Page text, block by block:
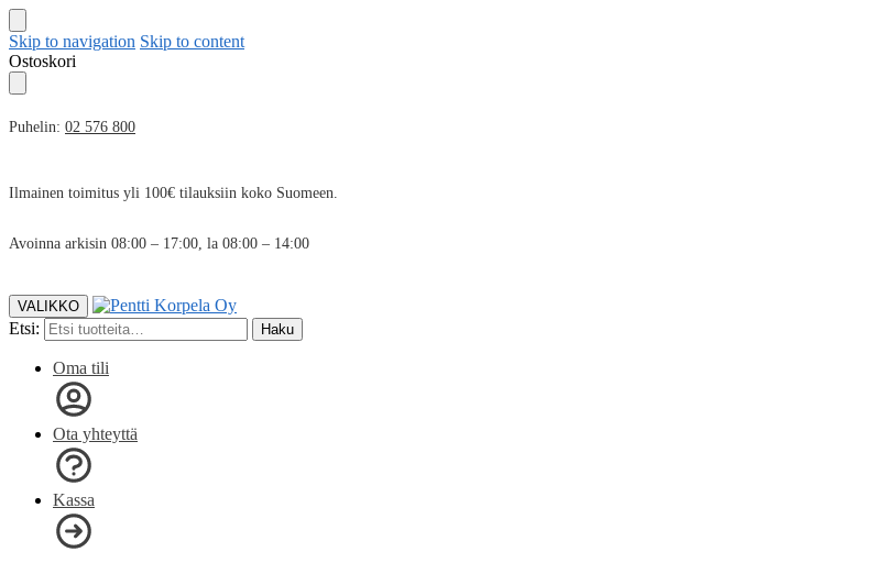
Skip to navigation Skip to content
Ostoskori
Puhelin: 02 576 800
Ilmainen toimitus yli 100€ tilauksiin koko Suomeen.
Avoinna arkisin 08:00 – 17:00, la 08:00 – 14:00
VALIKKO
Etsi: Haku
Oma tili
Ota yhteyttä
Kassa